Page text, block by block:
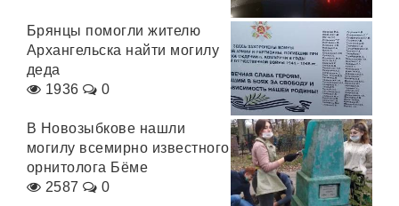
Брянцы помогли жителю
Архангельска найти могилу
деда
1936
0
В Новозыбкове нашли
могилу всемирно известного
орнитолога Бёме
2587
0